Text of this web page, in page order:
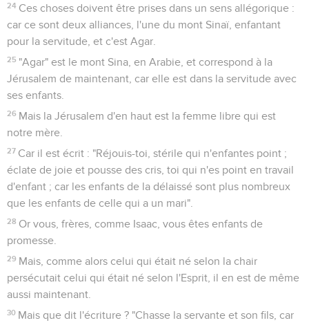
24 Ces choses doivent être prises dans un sens allégorique :
car ce sont deux alliances, l'une du mont Sinaï, enfantant
pour la servitude, et c'est Agar.
25 "Agar" est le mont Sina, en Arabie, et correspond à la
Jérusalem de maintenant, car elle est dans la servitude avec
ses enfants.
26 Mais la Jérusalem d'en haut est la femme libre qui est
notre mère.
27 Car il est écrit : "Réjouis-toi, stérile qui n'enfantes point ;
éclate de joie et pousse des cris, toi qui n'es point en travail
d'enfant ; car les enfants de la délaissé sont plus nombreux
que les enfants de celle qui a un mari".
28 Or vous, frères, comme Isaac, vous êtes enfants de
promesse.
29 Mais, comme alors celui qui était né selon la chair
persécutait celui qui était né selon l'Esprit, il en est de même
aussi maintenant.
30 Mais que dit l'écriture ? "Chasse la servante et son fils, car